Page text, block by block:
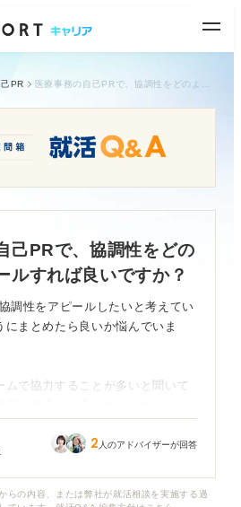
PR
己PRで、協調性をどの
ルすれば良いですか？
調性をアピールしたいと考えてい
にまとめたら良いか悩んでいま
ムで協力することが多いと聞いて
要な要素だと考えています。しか
不安です。
うに伝えれば、採用担当者に響
2 人のアドバイザーが回答
らの内容、または弊社が就活相談を実施する過